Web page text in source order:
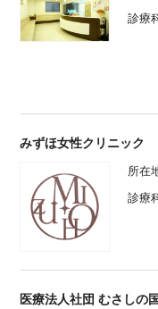
診療
みずほ女性クリニック
所在
診療
医療法人社団 むさしの